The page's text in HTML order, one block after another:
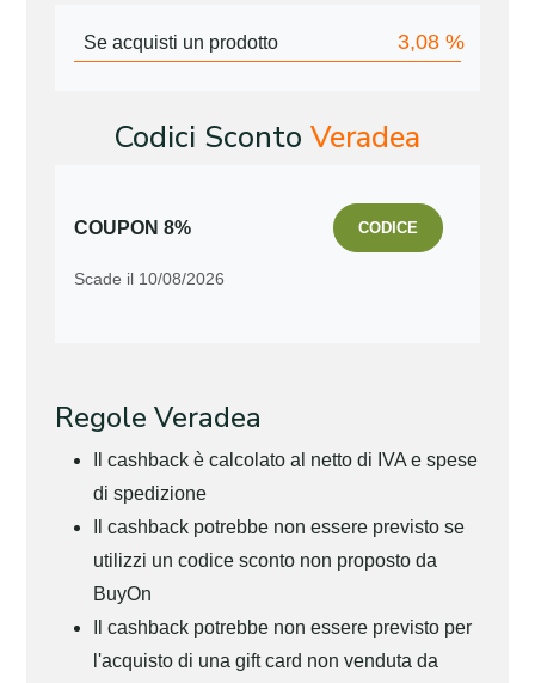
Se acquisti un prodotto 3,08 %
Codici Sconto Veradea
COUPON 8% CODICE
Scade il 10/08/2026
Regole Veradea
Il cashback è calcolato al netto di IVA e spese
di spedizione
Il cashback potrebbe non essere previsto se
utilizzi un codice sconto non proposto da
BuyOn
Il cashback potrebbe non essere previsto per
l'acquisto di una gift card non venduta da